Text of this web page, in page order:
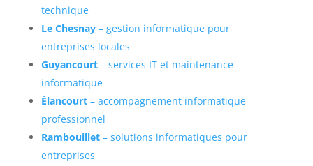
technique
Le Chesnay– gestion informatique pour
entreprises locales
Guyancourt– services IT et maintenance
informatique
Élancourt– accompagnement informatique
professionnel
Rambouillet– solutions informatiques pour
entreprises